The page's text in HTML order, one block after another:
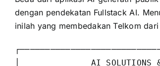
dengan pendekatan Fullstack AI.
inilah yang membedakan Telkom
│              AI SOLUTIONS